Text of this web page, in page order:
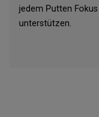
jedem Putten
unterstützen.